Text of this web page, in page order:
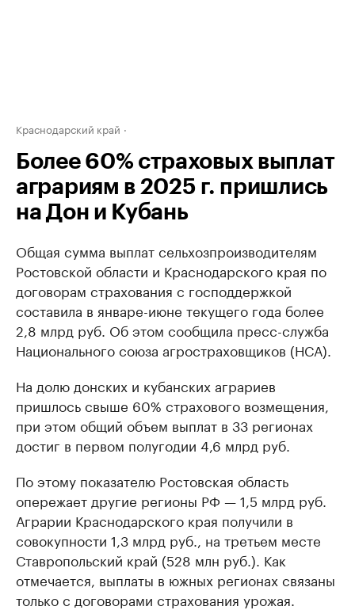
Краснодарский край
Более 60% страховых выплат
аграриям в 2025 г. пришлись
на Дон и Кубань
Общая сумма выплат сельхозпроизводителям
Ростовской области и Краснодарского края по
договорам страхования с господдержкой
составила в январе-июне текущего года более
2,8 млрд руб. Об этом сообщила пресс-служба
Национального союза агростраховщиков (НСА).
На долю донских и кубанских аграриев
пришлось свыше 60% страхового возмещения,
при этом общий объем выплат в 33 регионах
достиг в первом полугодии 4,6 млрд руб.
По этому показателю Ростовская область
опережает другие регионы РФ — 1,5 млрд руб.
Аграрии Краснодарского края получили в
совокупности 1,3 млрд руб., на третьем месте
Ставропольский край (528 млн руб.). Как
отмечается, выплаты в южных регионах связаны
только с договорами страхования урожая.